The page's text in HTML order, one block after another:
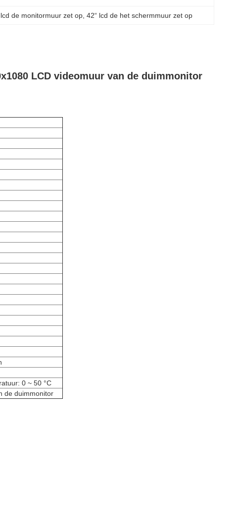
de monitormuur zet op , 42“ lcd de het schermmuur zet op
LCD videomuur van de duimmonitor
0 ~ 50 °C
de duimmonitor